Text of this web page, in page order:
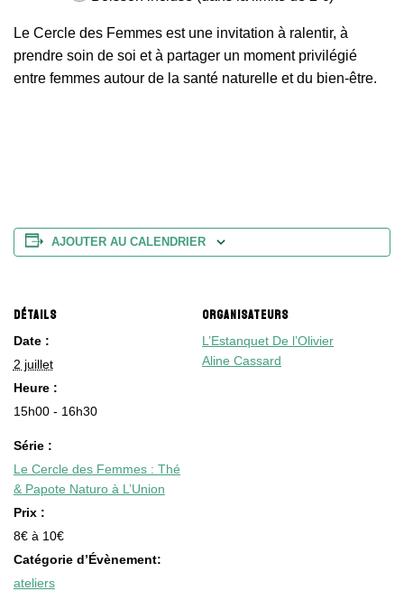
Le Cercle des Femmes est une invitation à ralentir, à
prendre soin de soi et à partager un moment privilégié
entre femmes autour de la santé naturelle et du bien-être.
AJOUTER AU CALENDRIER
DÉTAILS
Date :
2 juillet
Heure :
15h00 - 16h30
Série :
Le Cercle des Femmes : Thé
& Papote Naturo à L’Union
Prix :
8€ à 10€
Catégorie d’Évènement:
ateliers
ORGANISATEURS
L’Estanquet De l’Olivier
Aline Cassard